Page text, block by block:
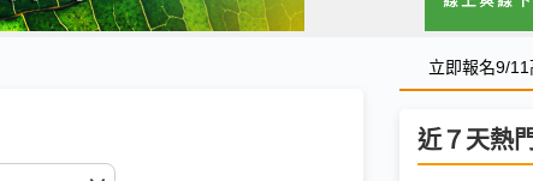
立即報名9/
近７天熱